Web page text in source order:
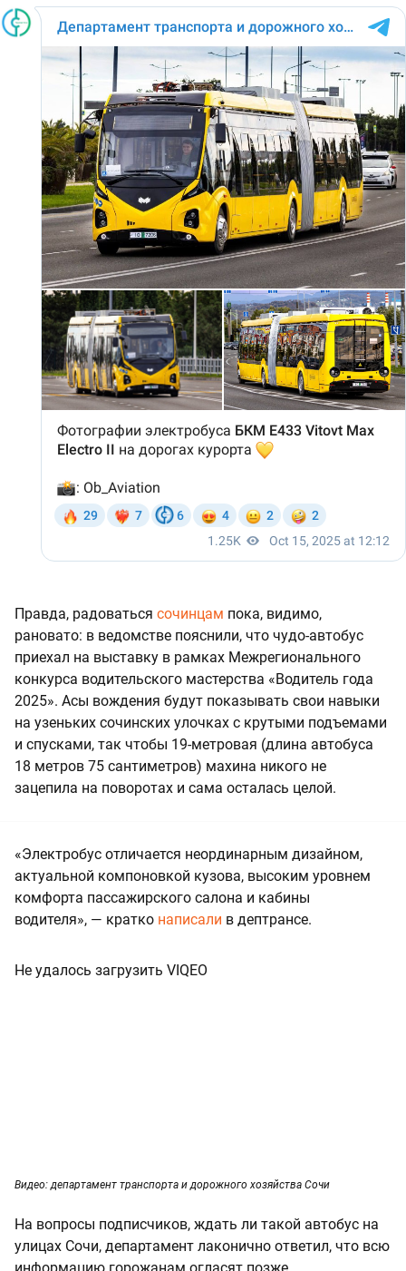
Правда, радоваться сочинцам пока, видимо,
рановато: в ведомстве пояснили, что чудо-автобус
приехал на выставку в рамках Межрегионального
конкурса водительского мастерства «Водитель года
2025». Асы вождения будут показывать свои навыки
на узеньких сочинских улочках с крутыми подъемами
и спусками, так чтобы 19-метровая (длина автобуса
18 метров 75 сантиметров) махина никого не
зацепила на поворотах и сама осталась целой.
«Электробус отличается неординарным дизайном,
актуальной компоновкой кузова, высоким уровнем
комфорта пассажирского салона и кабины
водителя», — кратко написали в дептрансе.
Не удалось загрузить VIQEO
Видео: департамент транспорта и дорожного хозяйства Сочи
На вопросы подписчиков, ждать ли такой автобус на
улицах Сочи, департамент лаконично ответил, что всю